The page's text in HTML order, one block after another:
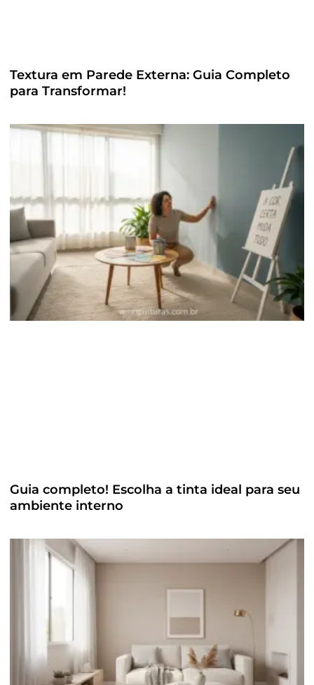
Textura em Parede Externa: Guia Completo
para Transformar!
Guia completo! Escolha a tinta ideal para seu
ambiente interno